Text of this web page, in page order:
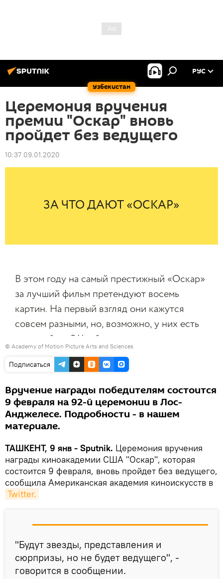
Узбекистан
РУС
Церемония вручения
премии "Оскар" вновь
пройдет без ведущего
10:37 09.01.2020
© Academy of Motion Picture Arts and Sciences
Подписаться
Вручение награды победителям состоится
9 февраля на 92-й церемонии в Лос-
Анджелесе. Подробности - в нашем
материале.
ТАШКЕНТ, 9 янв - Sputnik. Церемония вручения
награды киноакадемии США "Оскар", которая
состоится 9 февраля, вновь пройдет без ведущего,
сообщила Американская академия киноискусств в
Twitter.
"Будут звезды, представления и
сюрпризы, но не будет ведущего", -
говорится в сообщении.